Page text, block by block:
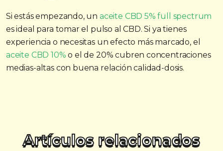
Si estás empezando, un aceite CBD 5% full spectrum
es ideal para tomar el pulso al CBD. Si ya tienes
experiencia o necesitas un efecto más marcado, el
aceite CBD 10% o el de 20% cubren concentraciones
medias-altas con buena relación calidad-dosis.
Artículos relacionados